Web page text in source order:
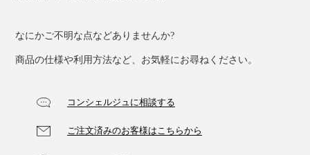
なにかご不明な点などありませんか?
商品の仕様や利用方法など、お気軽にお尋ねください。
コンシェルジュに相談する
ご注文済みのお客様はこちらから